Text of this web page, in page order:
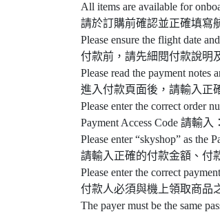
All items are available for
請於訂購前確認並正確填寫
Please ensure the flight date
付款前，請先細閱付款說明
Please read the payment notes
進入付款頁面後，請輸入正
Please enter the correct order
Payment Access Code 請輸入
Please enter “skyshop” as the
請輸入正確的付款金額、付
Please enter the correct
付款人必須與機上領取商品
The payer must be the same